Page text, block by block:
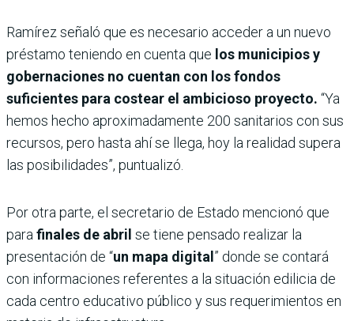
Ramírez señaló que es necesario acceder a un nuevo
préstamo teniendo en cuenta que los municipios y
gobernaciones no cuentan con los fondos
suficientes para costear el ambicioso proyecto. “Ya
hemos hecho aproximadamente 200 sanitarios con sus
recursos, pero hasta ahí se llega, hoy la realidad supera
las posibilidades”, puntualizó.
Por otra parte, el secretario de Estado mencionó que
para finales de abril se tiene pensado realizar la
presentación de “un mapa digital” donde se contará
con informaciones referentes a la situación edilicia de
cada centro educativo público y sus requerimientos en